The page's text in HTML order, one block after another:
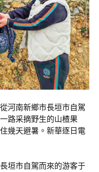
河南新鄉市長垣市自駕
路采摘野生的山楂果
幾天避暑。新華逐日電
垣市自駕而來的游客于